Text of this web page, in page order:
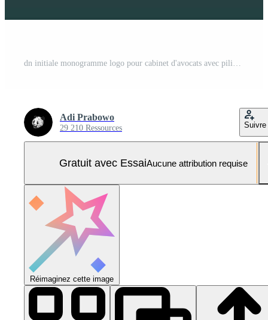
dn initiale monogramme logo pour cabinet d'avocats avec pilier conception dans Créatif carré Vecteur Pro et SVG Pro
Adi Prabowo
29 210 Ressources Suivre
Gratuit avec EssaiAucune attribution requise
Réimaginez cette image